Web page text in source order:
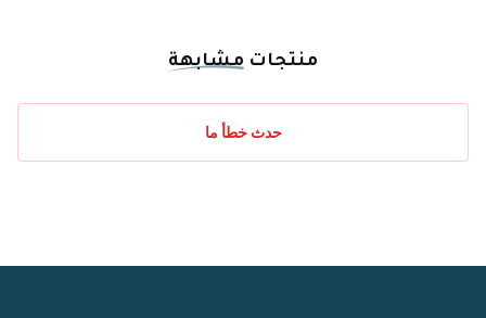
منتجات مشابهة
حدث خطأ ما